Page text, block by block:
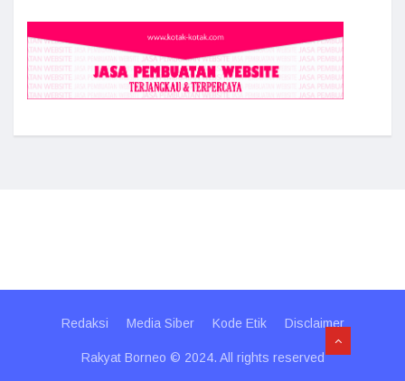
Redaksi Media Siber Kode Etik Disclaimer
Rakyat Borneo © 2024. All rights reserved